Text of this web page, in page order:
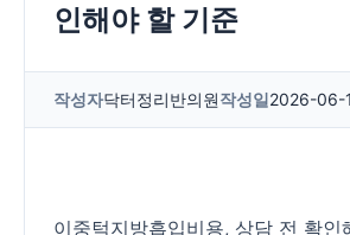
인해야 할 기준
작성자닥터정리반의원작성일2026-06-
이중턱지방흡입비용, 상담 전 확인